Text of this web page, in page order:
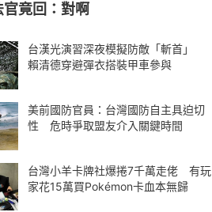
官竟回：對啊
台漢光演習深夜模擬防敵「斬首」
賴清德穿避彈衣搭裝甲車參與
美前國防官員：台灣國防自主具迫切
性 危時爭取盟友介入關鍵時間
台灣小羊卡牌社爆捲7千萬走佬 有玩
家花15萬買Pokémon卡血本無歸